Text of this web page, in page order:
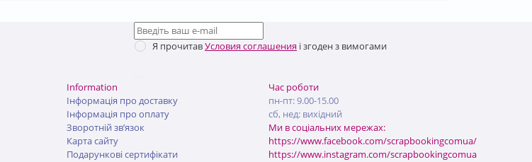
Я прочитавУсловия соглашения і згоден з вимогами
Information
Інформація про доставку
Інформація про оплату
Зворотній зв’язок
Карта сайту
Подарункові сертифікати
Час роботи
пн-пт: 9.00-15.00
сб, нед: вихідний
Ми в соціальних мережах:
https://www.facebook.com/scrapbookingcomua/
https://www.instagram.com/scrapbookingcomua